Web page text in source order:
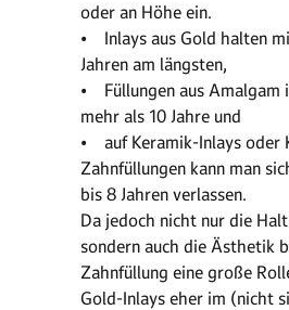
oder an Höhe ein.
• Inlays aus Gold halten
Jahren am längsten,
• Füllungen aus Amalgam
mehr als 10 Jahre und
• auf Keramik-Inlays oder
Zahnfüllungen kann man
bis 8 Jahren verlassen.
Da jedoch nicht nur die
sondern auch die Ästhetik
Zahnfüllung eine große
Gold-Inlays eher im (nicht